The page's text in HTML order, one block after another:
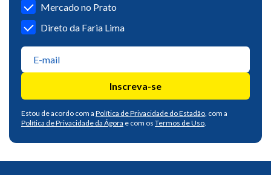
Mercado no Prato
Direto da Faria Lima
Inscreva-se
Estou de acordo com a Política de Privacidade do Estadão, com a
Política de Privacidade da Ágora e com os Termos de Uso.